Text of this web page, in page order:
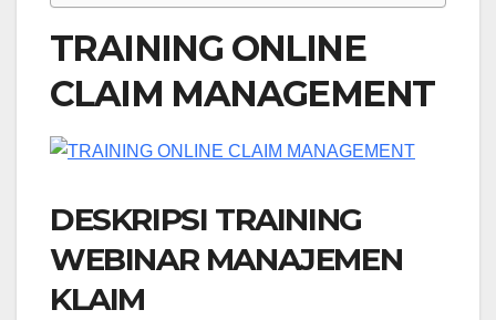
TRAINING ONLINE
CLAIM MANAGEMENT
DESKRIPSI TRAINING
WEBINAR MANAJEMEN
KLAIM